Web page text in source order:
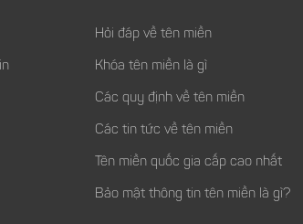
Hỏi đáp về tên miền
Khóa tên miền là gì
Các quy định về tên miền
Các tin tức về tên miền
Tên miền quốc gia cấp cao nhất
Bảo mật thông tin tên miền là gì?